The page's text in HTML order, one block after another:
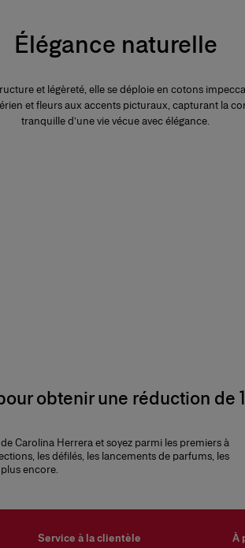
Élégance naturelle
et légèreté, elle se déploie en cotons
et fleurs aux accents picturaux, capturant la
tranquille d’une vie vécue avec élégance.
obtenir une réduction de
Carolina Herrera et soyez parmi les premiers à
les défilés, les lancements de parfums, les
encore.
Service à la clientèle À